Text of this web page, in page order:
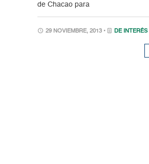
de Chacao para
29 NOVIEMBRE, 2013 • DE INTERÉS